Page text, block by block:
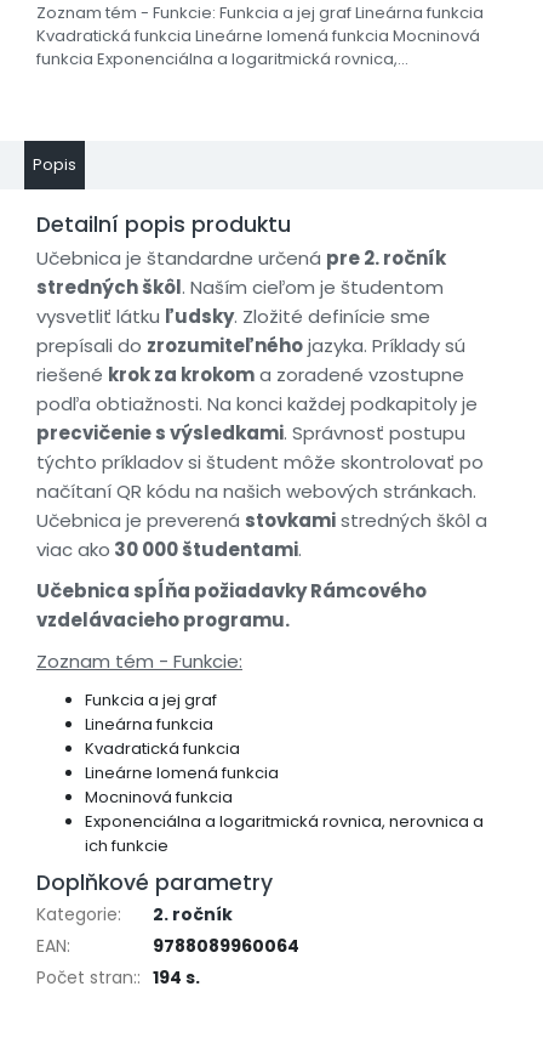
Zoznam tém - Funkcie: Funkcia a jej graf Lineárna funkcia
Kvadratická funkcia Lineárne lomená funkcia Mocninová
funkcia Exponenciálna a logaritmická rovnica,...
Popis
Detailní popis produktu
Učebnica je štandardne určená pre 2. ročník
stredných škôl. Naším cieľom je študentom
vysvetliť látku ľudsky. Zložité definície sme
prepísali do zrozumiteľnéhojazyka. Príklady sú
riešené krok za krokoma zoradené vzostupne
podľa obtiažnosti. Na konci každej podkapitoly je
precvičenie s výsledkami. Správnosť postupu
týchto príkladov si študent môže skontrolovať po
načítaní QR kódu na našich webových stránkach.
Učebnica je preverená stovkamistredných škôl a
viac ako 30 000 študentami.
Učebnica spĺňa požiadavky Rámcového
vzdelávacieho programu.
Zoznam tém - Funkcie:
Funkcia a jej graf
Lineárna funkcia
Kvadratická funkcia
Lineárne lomená funkcia
Mocninová funkcia
Exponenciálna a logaritmická rovnica, nerovnica a
ich funkcie
Doplňkové parametry
Kategorie:
2. ročník
EAN:
9788089960064
Počet stran:: 194 s.